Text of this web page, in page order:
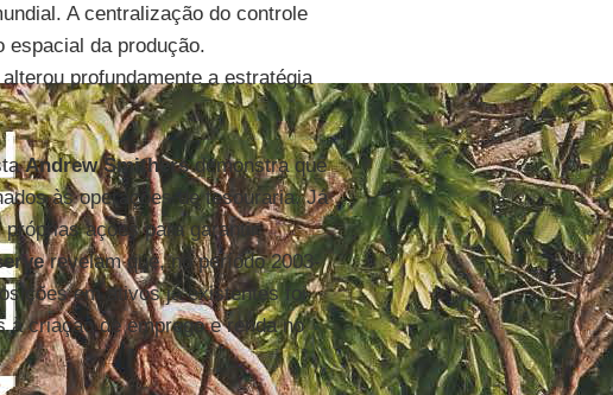
A centralização do controle
espacial da produção.
profundamente a estratégia
Andrew Smithersdemonstra que
às operações de tesouraria. Já
ações para garantir
revelam que, no período 2003-
em ativos já existentes foi
criação de emprego e renda no